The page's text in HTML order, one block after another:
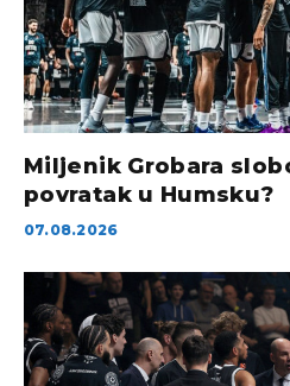
Miljenik Grobara
povratak u Humsku?
07.08.2026